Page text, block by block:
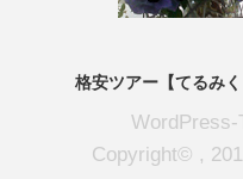
格安ツアー【てるみ
WordPress-
Copyright© ,